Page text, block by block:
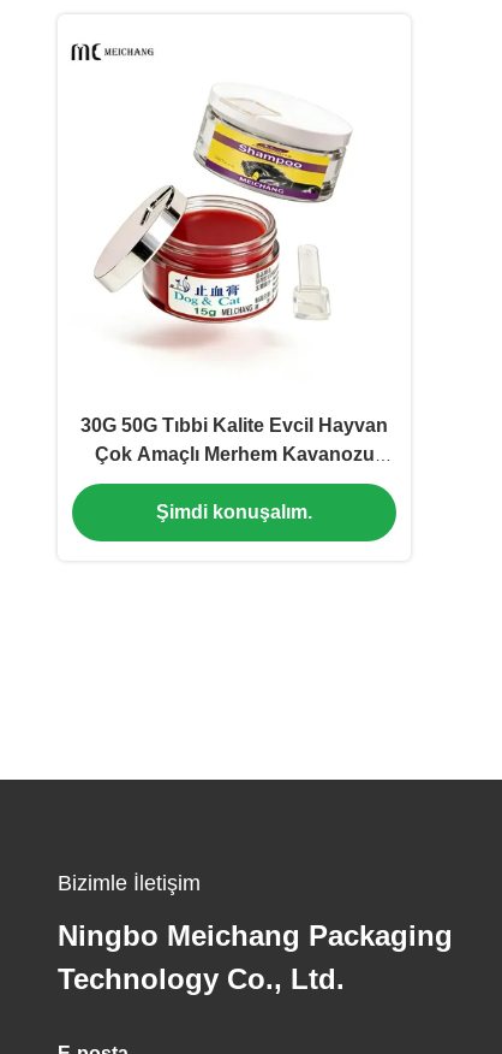
30G 50G Tıbbi Kalite Evcil Hayvan
Çok Amaçlı Merhem Kavanozu
Dahili Kaşıklı AS+PP Krem Kabı
Çoklu Bakım Uygulamaları İçin
(MC-AS-552-4)
Şimdi konuşalım.
Bizimle İletişim
Ningbo Meichang Packaging
Technology Co., Ltd.